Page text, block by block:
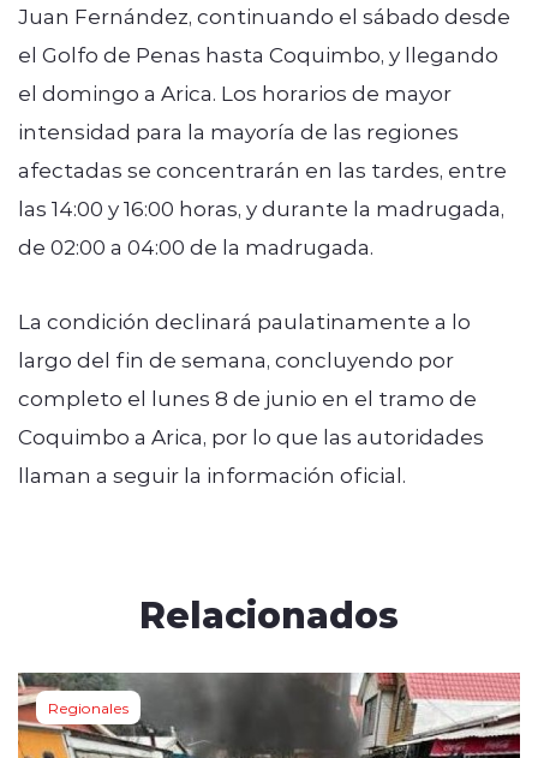
Juan Fernández, continuando el sábado desde
el Golfo de Penas hasta Coquimbo, y llegando
el domingo a Arica. Los horarios de mayor
intensidad para la mayoría de las regiones
afectadas se concentrarán en las tardes, entre
las 14:00 y 16:00 horas, y durante la madrugada,
de 02:00 a 04:00 de la madrugada.
La condición declinará paulatinamente a lo
largo del fin de semana, concluyendo por
completo el lunes 8 de junio en el tramo de
Coquimbo a Arica, por lo que las autoridades
llaman a seguir la información oficial.
Relacionados
Regionales